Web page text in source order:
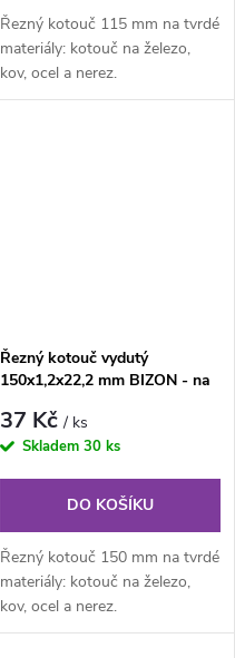
Řezný kotouč 115 mm na tvrdé
materiály: kotouč na železo,
kov, ocel a nerez.
Řezný kotouč vydutý
150x1,2x22,2 mm BIZON - na
37 Kč/ ks
Skladem 30 ks
DO KOŠÍKU
Řezný kotouč 150 mm na tvrdé
materiály: kotouč na železo,
kov, ocel a nerez.